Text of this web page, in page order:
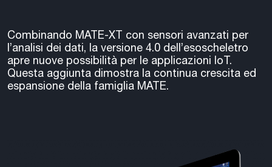
Combinando MATE-XT con sensori avanzati per
l’analisi dei dati, la versione 4.0 dell’esoscheletro
apre nuove possibilità per le applicazioni IoT.
Questa aggiunta dimostra la continua crescita ed
espansione della famiglia MATE.